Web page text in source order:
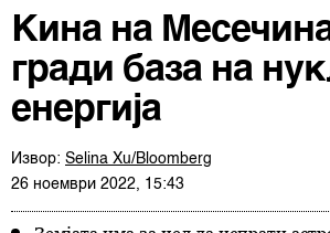
Кина на
гради база на
енергија
Извор: Selina Xu/Bloomberg
26 ноември 2022, 15:43